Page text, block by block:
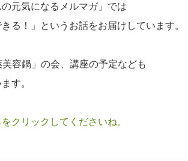
元気になるメルマガ」では
きる！」というお話をお届けしています。
容鍋」の会、講座の予定なども
す。
クリックしてくださいね。